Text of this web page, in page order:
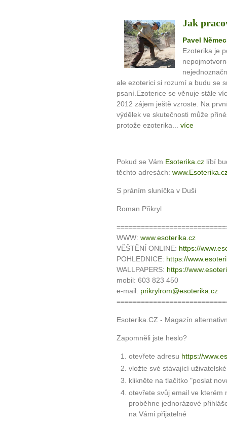
Jak mít více energie
Jak vnést do života
Jak být šťastnější
Jak
Pavel Němec
Ezoterika je
ale ezoterici si rozumí a budu se
psaní.Ezoterice se věnuje stále
2012 zájem ještě vzroste. Na
výdělek ve skutečnosti může
protože ezoterika... více
Pokud se Vám Esoterika.cz líbí
těchto adresách:
S práním sluníčka v Duši
Roman Přikryl
WWW: www.esoterika.cz
VĚŠTĚNÍ ONLINE: https://
POHLEDNICE: https://
WALLPAPERS: https://
mobil: 603 823 450
e-mail: prikrylrom@esoterika.cz
Esoterika.CZ - Magazín
Zapomněli jste heslo?
otevřete adresu https://
vložte své stávající
klikněte na tlačítko "poslat
otevřete svůj email ve kterém
proběhne jednorázové
na Vámi přijatelné